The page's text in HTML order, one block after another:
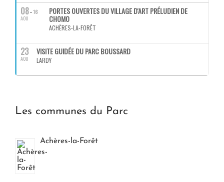
08
AOU
16 PORTES OUVERTES DU VILLAGE D'ART PRÉLUDIEN DE
CHOMO
ACHÈRES-LA-FORÊT
23
AOU
VISITE GUIDÉE DU PARC BOUSSARD
LARDY
Les communes du Parc
Achères-la-Forêt